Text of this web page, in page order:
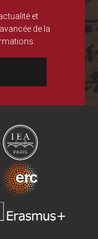
et
de la